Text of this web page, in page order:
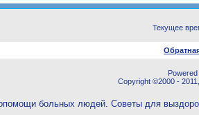
Текущее
Copyright ©2000 -
больных людей. Советы для